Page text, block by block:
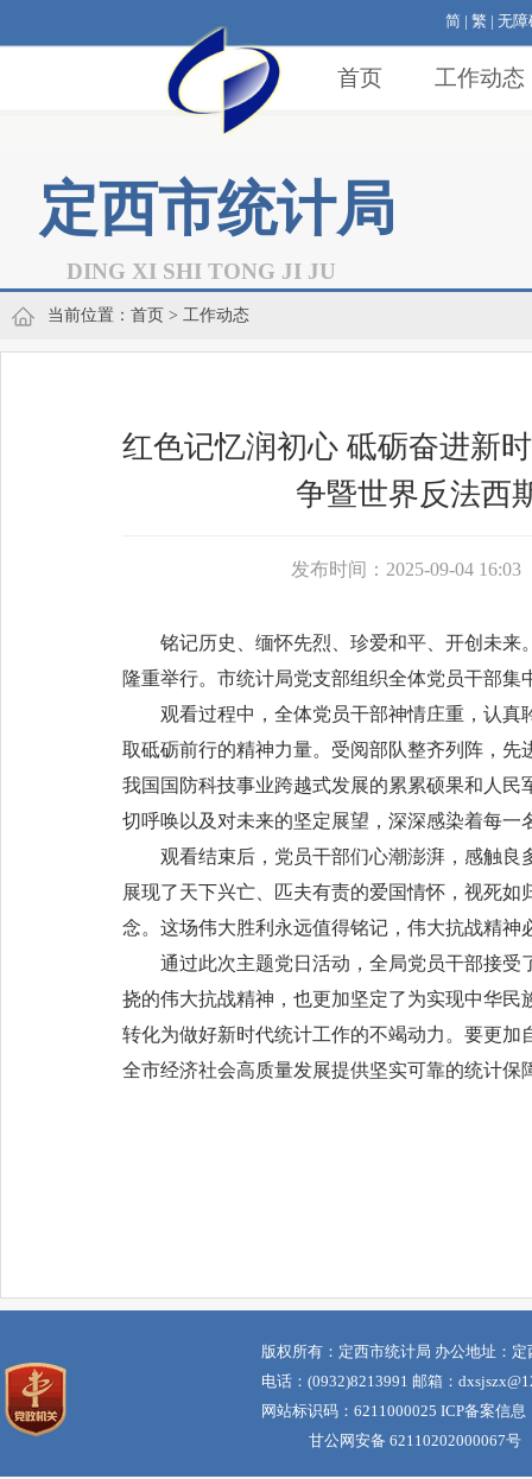
简 | 繁 | 无障
首页 工作动态
定西市统计局
DING XI SHI TONG JI JU
当前位置： 首页 > 工作动态
红色记忆润初心 砥砺奋进新
争暨世界反法西
发布时间：2025-09-04 16:03
铭记历史、缅怀先烈、珍爱和平、开创未来
隆重举行。市统计局党支部组织全体党员干部
观看过程中，全体党员干部神情庄重，认
取砥砺前行的精神力量。受阅部队整齐列阵，
我国国防科技事业跨越式发展的累累硕果和人
切呼唤以及对未来的坚定展望，深深感染着每一
观看结束后，党员干部们心潮澎湃，感触
展现了天下兴亡、匹夫有责的爱国情怀，视死
念。这场伟大胜利永远值得铭记，伟大抗战精神
通过此次主题党日活动，全局党员干部接
挠的伟大抗战精神，也更加坚定了为实现中华
转化为做好新时代统计工作的不竭动力。要更
全市经济社会高质量发展提供坚实可靠的统计保
版权所有：定西市统计局 办公地址：
电话：(0932)8213991 邮箱：
网站标识码：6211000025 ICP备案信息
甘公网安备 62110202000067号